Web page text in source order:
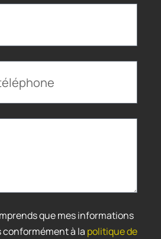
que mes informations
à la politique de